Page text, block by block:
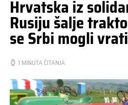
Hrvatska iz
Rusiju šalje
se Srbi mogli
1 MINUTA ČITANJA